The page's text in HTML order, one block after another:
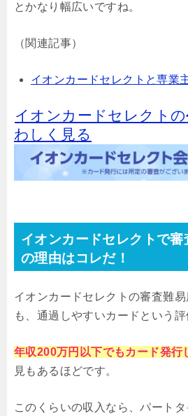
とかなり幅広いですね。
（関連記事）
イオンカードセレクトと専業
イオンカードセレクトの
わしく見る
イオンカードセレクトで
の理由はコレだ！
イオンカードセレクトの審査難
も、通過しやすいカードという評
年収200万円以下でもカード発行
見もあるほどです。
このくらいの収入なら、パート